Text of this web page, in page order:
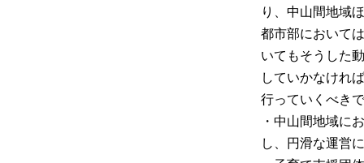
り、中山間地域
都市部において
いてもそうした
していかなけれ
行っていくべき
・中山間地域に
し、円滑な運営